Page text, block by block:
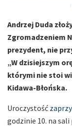
Andrzej Duda
Zgromadzeniem
prezydent, nie
„W dzisiejszym
którymi nie stoi
Kidawa-Błońska.
Uroczystość
godzinie 10. na sali